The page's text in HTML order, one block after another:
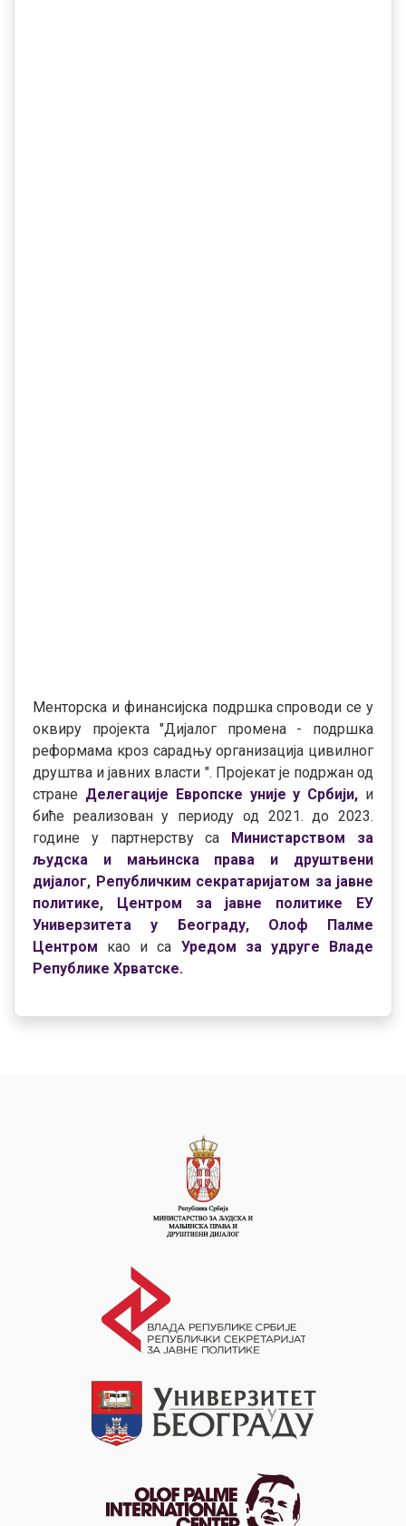
Менторска и финансијска подршка спроводи се у
оквиру пројекта "Дијалог промена - подршка
реформама кроз сарадњу организација цивилног
друштва и јавних власти ". Пројекат је подржан од
стране Делегације Европске уније у Србији, и
биће реализован у периоду од 2021. до 2023.
године у партнерству са Министарством за
људска и мањинска права и друштвени
дијалог, Републичким секратаријатом за јавне
политике, Центром за јавне политике ЕУ
Универзитета у Београду, Олоф Палме
Центром као и са Уредом за удруге Владе
Републике Хрватске.